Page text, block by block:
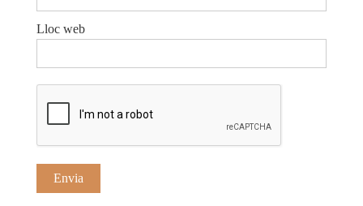
Lloc web